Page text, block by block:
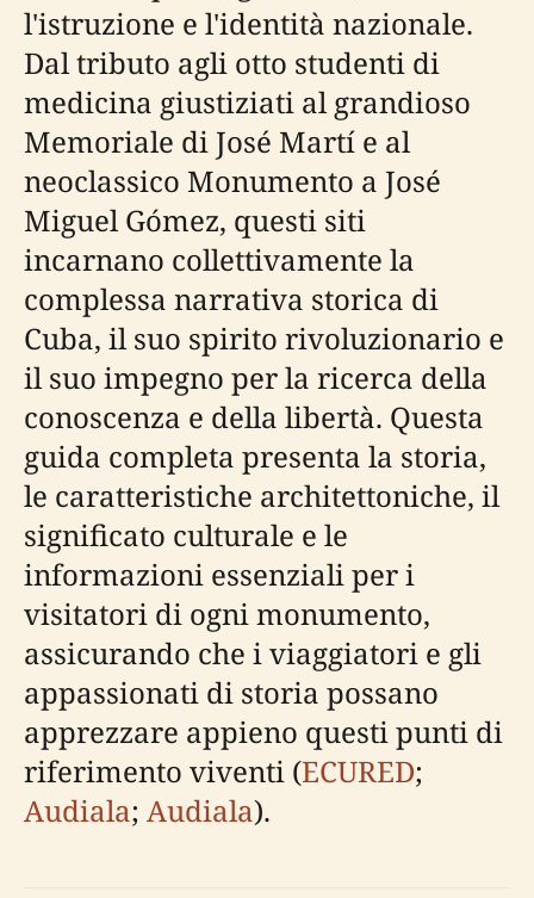
l'istruzione e l'identità nazionale.
Dal tributo agli otto studenti di
medicina giustiziati al grandioso
Memoriale di José Martí e al
neoclassico Monumento a José
Miguel Gómez, questi siti
incarnano collettivamente la
complessa narrativa storica di
Cuba, il suo spirito rivoluzionario e
il suo impegno per la ricerca della
conoscenza e della libertà. Questa
guida completa presenta la storia,
le caratteristiche architettoniche, il
significato culturale e le
informazioni essenziali per i
visitatori di ogni monumento,
assicurando che i viaggiatori e gli
appassionati di storia possano
apprezzare appieno questi punti di
riferimento viventi (ECURED;
Audiala; Audiala).